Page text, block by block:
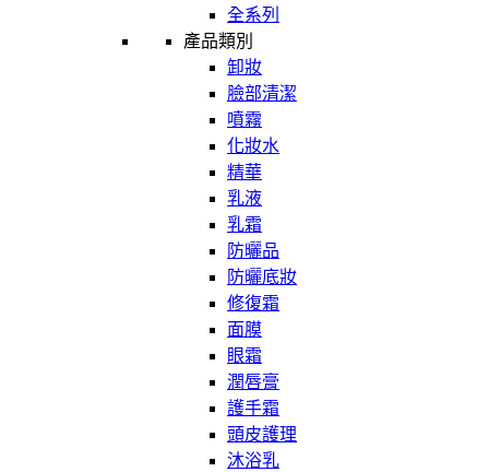
全系列
產品類別
卸妝
臉部清潔
噴霧
化妝水
精華
乳液
乳霜
防曬品
防曬底妝
修復霜
面膜
眼霜
潤唇膏
護手霜
頭皮護理
沐浴乳